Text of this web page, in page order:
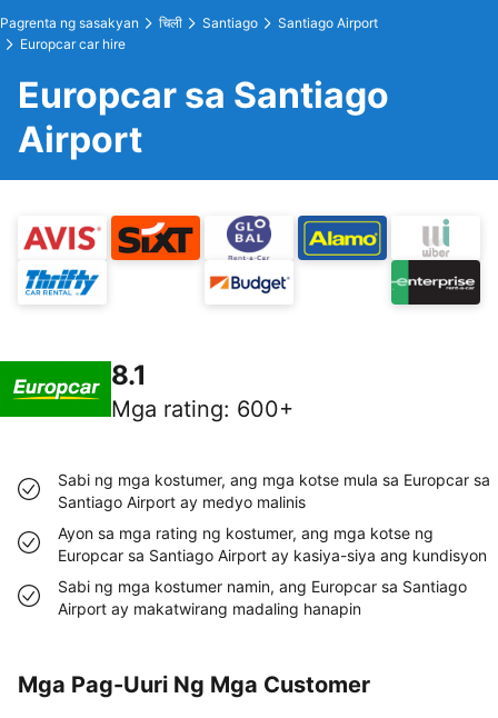
Pagrenta ng sasakyan चिली Santiago
Santiago Airport
Europcar car hire
Europcar sa Santiago
Airport
8.1
Mga rating: 600+
Sabi ng mga kostumer, ang mga kotse mula sa Europcar sa
Santiago Airport ay medyo malinis
Ayon sa mga rating ng kostumer, ang mga kotse ng
Europcar sa Santiago Airport ay kasiya-siya ang kundisyon
Sabi ng mga kostumer namin, ang Europcar sa Santiago
Airport ay makatwirang madaling hanapin
Mga Pag-Uuri Ng Mga Customer